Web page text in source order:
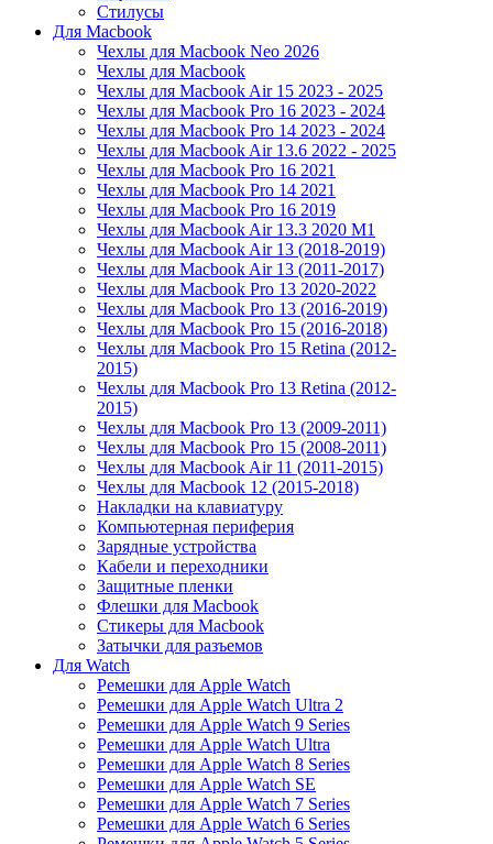
Стилусы
Для Macbook
Чехлы для Macbook Neo 2026
Чехлы для Macbook
Чехлы для Macbook Air 15 2023 - 2025
Чехлы для Macbook Pro 16 2023 - 2024
Чехлы для Macbook Pro 14 2023 - 2024
Чехлы для Macbook Air 13.6 2022 - 2025
Чехлы для Macbook Pro 16 2021
Чехлы для Macbook Pro 14 2021
Чехлы для Macbook Pro 16 2019
Чехлы для Macbook Air 13.3 2020 M1
Чехлы для Macbook Air 13 (2018-2019)
Чехлы для Macbook Air 13 (2011-2017)
Чехлы для Macbook Pro 13 2020-2022
Чехлы для Macbook Pro 13 (2016-2019)
Чехлы для Macbook Pro 15 (2016-2018)
Чехлы для Macbook Pro 15 Retina (2012-
2015)
Чехлы для Macbook Pro 13 Retina (2012-
2015)
Чехлы для Macbook Pro 13 (2009-2011)
Чехлы для Macbook Pro 15 (2008-2011)
Чехлы для Macbook Air 11 (2011-2015)
Чехлы для Macbook 12 (2015-2018)
Накладки на клавиатуру
Компьютерная периферия
Зарядные устройства
Кабели и переходники
Защитные пленки
Флешки для Macbook
Стикеры для Macbook
Затычки для разъемов
Для Watch
Ремешки для Apple Watch
Ремешки для Apple Watch Ultra 2
Ремешки для Apple Watch 9 Series
Ремешки для Apple Watch Ultra
Ремешки для Apple Watch 8 Series
Ремешки для Apple Watch SE
Ремешки для Apple Watch 7 Series
Ремешки для Apple Watch 6 Series